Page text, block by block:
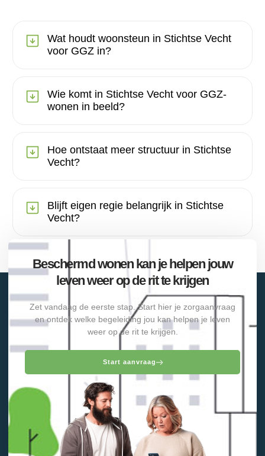
Wat houdt woonsteun in Stichtse Vecht
voor GGZ in?
Wie komt in Stichtse Vecht voor GGZ-
wonen in beeld?
Hoe ontstaat meer structuur in Stichtse
Vecht?
Blijft eigen regie belangrijk in Stichtse
Vecht?
Beschermd wonen kan je helpen jouw
leven weer op de rit te krijgen
Zet vandaag de eerste stap. Start hier je zorgaanvraag
en ontdek welke begeleiding jou kan helpen je leven
weer op de rit te krijgen.
Start aanvraag